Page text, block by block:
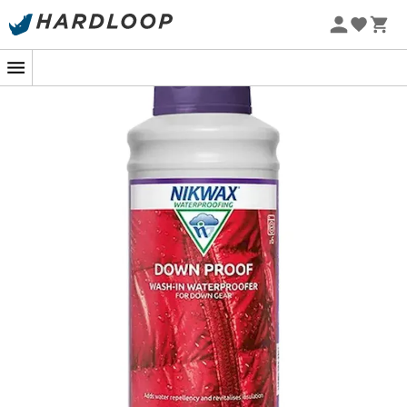
Promoções de verão 🔥 -5% EXTRA a partir de 2 produtos*
proteção contra a chuva
manter o isolamento e a respirabilidade
suas roupas de plumas
em condições de frio e
Nada mais fácil, com onan da Nikwax
desenvolvido para roupas e equipamentos de plumas:
jaquetas, coletes, sacos de dormir. O Nikwax
é fácil e rápido de aplicar na máquina de lavar ou
à mão. Ele permite criar um Tratamento Repelente
que se desenvolve durante a
Você terá assim umaproteção contra a chuva e a
e as propriedades naturais de